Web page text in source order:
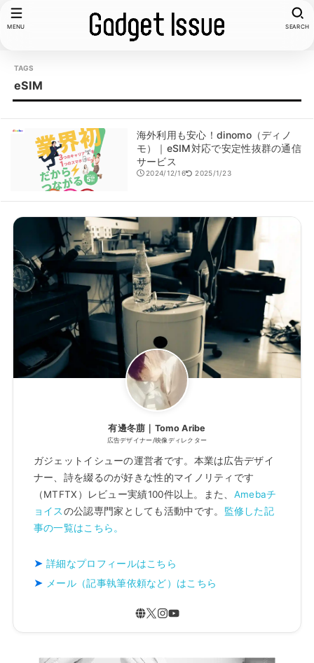
SEARCH
MENU
eSIM
海外利用も安心！dinomo（ディノ
モ）｜eSIM対応で安定性抜群の通信
サービス
2024/12/16 2025/1/23
有邊冬萠｜Tomo Aribe
広告デザイナー/映像ディレクター
ガジェットイシューの運営者です。本業は広告デザイ
ナー、詩を綴るのが好きな性的マイノリティです
（MTFTX）レビュー実績100件以上。また、 Amebaチ
ョイスの公認専門家としても活動中です。 監修した記
事の一覧はこちら。
詳細なプロフィールはこちら
メール（記事執筆依頼など）はこちら